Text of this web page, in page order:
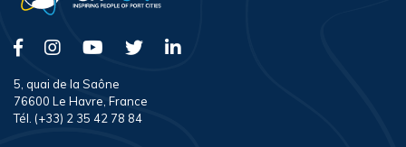
5, quai de la Saône
76600 Le Havre, France
Tél. (+33) 2 35 42 78 84